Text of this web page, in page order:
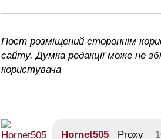
Пост розміщений стороннім
сайту. Думка редакції може не
користувача
Hornet505 Proxy